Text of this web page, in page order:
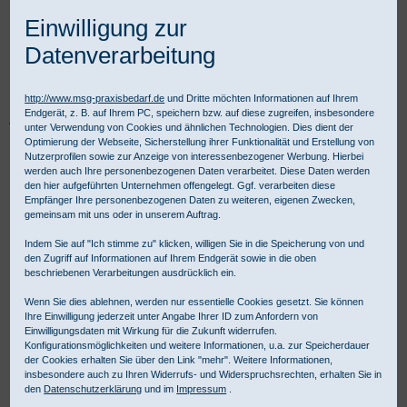
Praxisbedarf Shop Diagnostik
Fachspezifische Diagnostik
Dermatoskopie
Dermatoskop-Zubehör HEINE diSTANCE Arbeitsring
Einwilligung zur
Datenverarbeitung
http://www.msg-praxisbedarf.de und Dritte möchten Informationen auf Ihrem
Endgerät, z. B. auf Ihrem PC, speichern bzw. auf diese zugreifen, insbesondere
unter Verwendung von Cookies und ähnlichen Technologien. Dies dient der
Optimierung der Webseite, Sicherstellung ihrer Funktionalität und Erstellung von
Nutzerprofilen sowie zur Anzeige von interessenbezogener Werbung. Hierbei
werden auch Ihre personenbezogenen Daten verarbeitet. Diese Daten werden
den hier aufgeführten Unternehmen offengelegt. Ggf. verarbeiten diese
Empfänger Ihre personenbezogenen Daten zu weiteren, eigenen Zwecken,
gemeinsam mit uns oder in unserem Auftrag.
Indem Sie auf "Ich stimme zu" klicken, willigen Sie in die Speicherung von und
den Zugriff auf Informationen auf Ihrem Endgerät sowie in die oben
beschriebenen Verarbeitungen ausdrücklich ein.
Wenn Sie dies ablehnen, werden nur essentielle Cookies gesetzt. Sie können
Ihre Einwilligung jederzeit unter Angabe Ihrer ID zum Anfordern von
Einwilligungsdaten mit Wirkung für die Zukunft widerrufen.
Konfigurationsmöglichkeiten und weitere Informationen, u.a. zur Speicherdauer
der Cookies erhalten Sie über den Link "mehr". Weitere Informationen,
insbesondere auch zu Ihren Widerrufs- und Widerspruchsrechten, erhalten Sie in
den Datenschutzerklärung und im Impressum